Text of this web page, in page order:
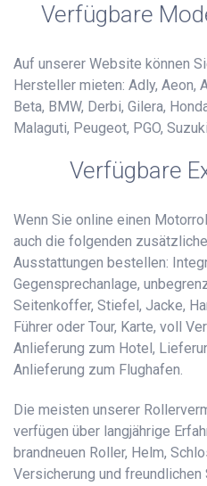
Verfügbare
Auf unserer Website können
Hersteller mieten: Adly, Aeon,
Beta, BMW, Derbi, Gilera,
Malaguti, Peugeot, PGO,
Verfügbare
Wenn Sie online einen
auch die folgenden
Ausstattungen bestellen:
Gegensprechanlage,
Seitenkoffer, Stiefel, Jacke,
Führer oder Tour, Karte, voll
Anlieferung zum Hotel,
Anlieferung zum Flughafen.
Die meisten unserer
verfügen über langjährige
brandneuen Roller, Helm,
Versicherung und